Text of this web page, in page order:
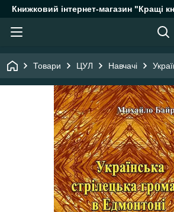
Книжковий інтернет-магазин "Кращі
Товари ЦУЛ Навчачі